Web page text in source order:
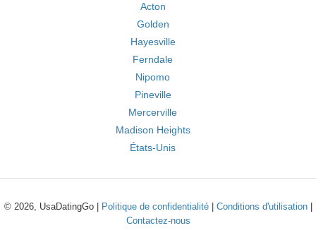
Acton
Golden
Hayesville
Ferndale
Nipomo
Pineville
Mercerville
Madison Heights
États-Unis
© 2026, UsaDatingGo | Politique de confidentialité| Conditions d'utilisation|
Contactez-nous